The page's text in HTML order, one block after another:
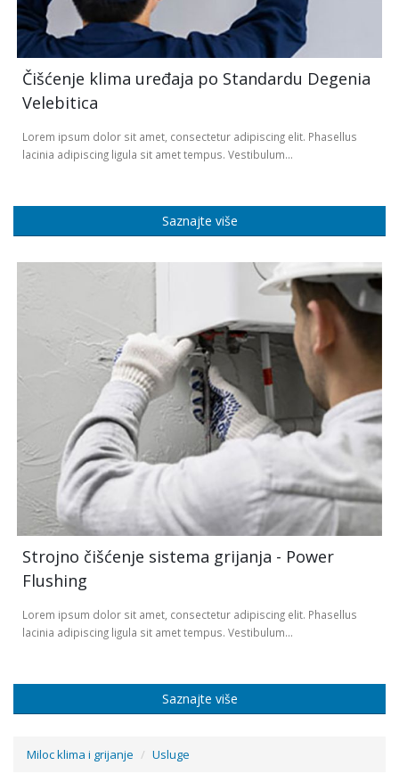
Čišćenje klima uređaja po Standardu Degenia
Velebitica
Lorem ipsum dolor sit amet, consectetur adipiscing elit. Phasellus
lacinia adipiscing ligula sit amet tempus. Vestibulum...
Saznajte više
Strojno čišćenje sistema grijanja - Power
Flushing
Lorem ipsum dolor sit amet, consectetur adipiscing elit. Phasellus
lacinia adipiscing ligula sit amet tempus. Vestibulum...
Saznajte više
Miloc klima i grijanje Usluge